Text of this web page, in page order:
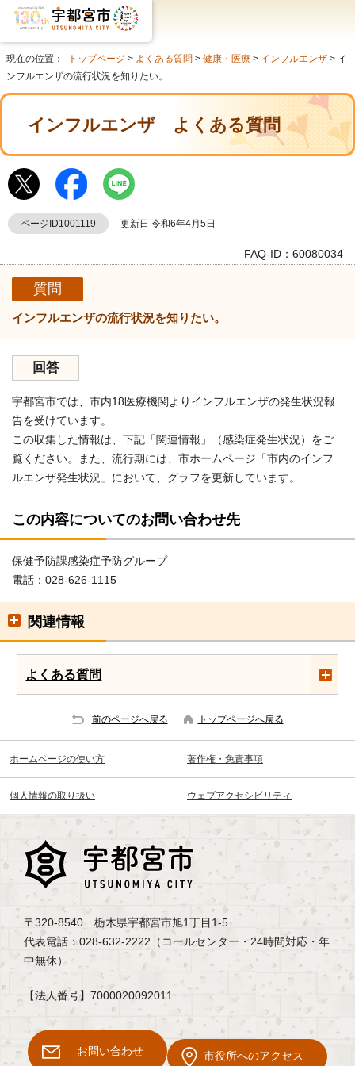
現在の位置： トップページ > よくある質問 > 健康・医療 > インフルエンザ > イ
ンフルエンザの流行状況を知りたい。
インフルエンザ よくある質問
ページID1001119 更新日 令和6年4月5日
FAQ-ID：60080034
質問
インフルエンザの流行状況を知りたい。
回答
宇都宮市では、市内18医療機関よりインフルエンザの発生状況報
告を受けています。
この収集した情報は、下記「関連情報」（感染症発生状況）をご
覧ください。また、流行期には、市ホームページ「市内のインフ
ルエンザ発生状況」において、グラフを更新しています。
この内容についてのお問い合わせ先
保健予防課感染症予防グループ
電話：028-626-1115
関連情報
よくある質問
前のページへ戻る トップページへ戻る
ホームページの使い方 著作権・免責事項
個人情報の取り扱い ウェブアクセシビリティ
〒320-8540 栃木県宇都宮市旭1丁目1-5
代表電話：028-632-2222（コールセンター・24時間対応・年
中無休）
【法人番号】7000020092011
お問い合わせ 市役所へのアクセス